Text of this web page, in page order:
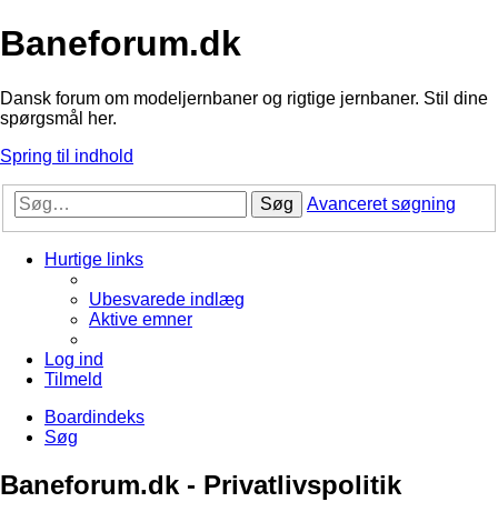
Baneforum.dk
Dansk forum om modeljernbaner og rigtige jernbaner. Stil dine
spørgsmål her.
Spring til indhold
Søg Avanceret søgning
Hurtige links
Ubesvarede indlæg
Aktive emner
Log ind
Tilmeld
Boardindeks
Søg
Baneforum.dk - Privatlivspolitik